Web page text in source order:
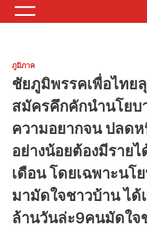
ภูมิภาค
ชัยภูมิพรรคเพื่อไทย
สมัครคึกคักนำนโย
ความอยากจน ปลด
อย่างน้อยต้องมีราย
เดือน โดยเฉพาะนโ
มามัดใจชาวบ้าน ได้
ล้านวันล่ะ9คนมัดใจ